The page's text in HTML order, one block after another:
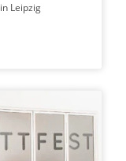
in Leipzig